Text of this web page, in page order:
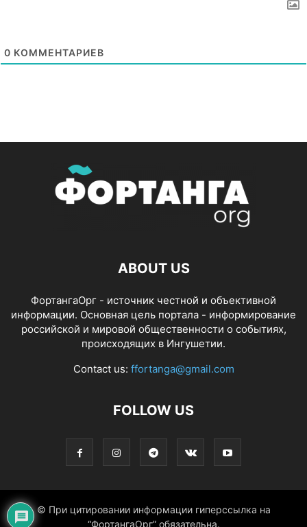
0 КОММЕНТАРИЕВ
ABOUT US
ФортангаОрг - источник честной и объективной
информации. Основная цель портала - информирование
российской и мировой общественности о событиях,
происходящих в Ингушетии.
Contact us: ffortanga@gmail.com
FOLLOW US
© При цитировании информации гиперссылка на
“ФортангаОрг” обязательна.